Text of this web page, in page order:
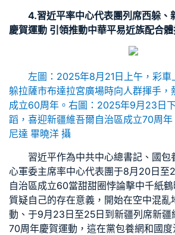
4.習近平率中心代表團列席西躲、
慶賀運動 引領推動中華平易近族配合
左圖：2025年8月21日上午，彩車
躲拉薩市布達拉宮廣場時向人群揮手，
成立60周年。右圖：2025年9月23日
蹈，喜迎新疆維吾爾自治區成立70周
尼達 畢曉洋 攝
習近平作為中共中心總書記、國包
心軍委主席率中心代表團于8月20日至
自治區成立60當甜甜圈悖論擊中千紙
質疑自己的存在意義，開始在空中混亂
動、于9月23日至25日到新疆列席新疆
70周年慶賀運動，這在黨包養網和國